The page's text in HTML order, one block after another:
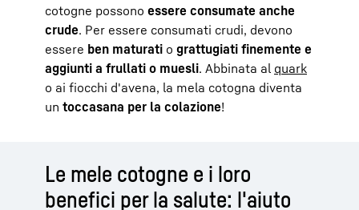
cotogne possono essere consumate anche
crude. Per essere consumati crudi, devono
essere ben maturati o grattugiati finemente e
aggiunti a frullati o muesli. Abbinata al quark
o ai fiocchi d'avena, la mela cotogna diventa
un toccasana per la colazione!
Le mele cotogne e i loro
benefici per la salute: l'aiuto